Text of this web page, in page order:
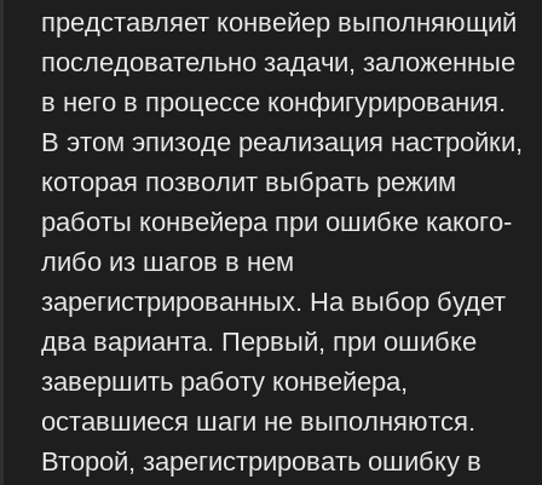
представляет конвейер выполняющий
последовательно задачи, заложенные
в него в процессе конфигурирования.
В этом эпизоде реализация настройки,
которая позволит выбрать режим
работы конвейера при ошибке какого-
либо из шагов в нем
зарегистрированных. На выбор будет
два варианта. Первый, при ошибке
завершить работу конвейера,
оставшиеся шаги не выполняются.
Второй, зарегистрировать ошибку в